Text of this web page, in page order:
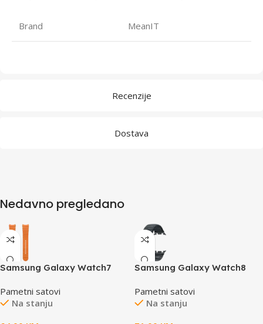
Recenzije
Dostava
Brand MeanIT
Nedavno pregledano
Samsung Galaxy Watch7
Pametni satovi
Na stanju
Samsung Galaxy Watch8
Pametni satovi
Na stanju